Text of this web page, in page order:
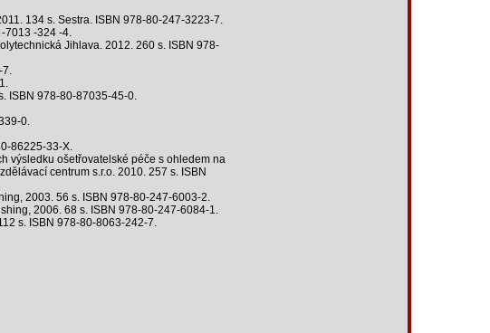
134 s. Sestra. ISBN 978-80-247-3223-7.
7013 -324 -4.
Jihlava. 2012. 260 s. ISBN 978-
7.
ISBN 978-80-87035-45-0.
0.
86225-33-X.
výsledku ošetřovatelské péče s ohledem na
centrum s.r.o. 2010. 257 s. ISBN
2003. 56 s. ISBN 978-80-247-6003-2.
2006. 68 s. ISBN 978-80-247-6084-1.
s. ISBN 978-80-8063-242-7.